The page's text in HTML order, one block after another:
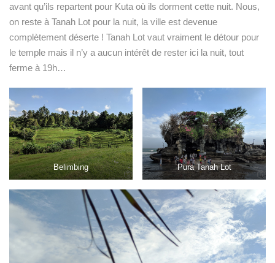
avant qu’ils repartent pour Kuta où ils dorment cette nuit. Nous,
on reste à Tanah Lot pour la nuit, la ville est devenue
complètement déserte ! Tanah Lot vaut vraiment le détour pour
le temple mais il n’y a aucun intérêt de rester ici la nuit, tout
ferme à 19h…
Belimbing Pura Tanah Lot